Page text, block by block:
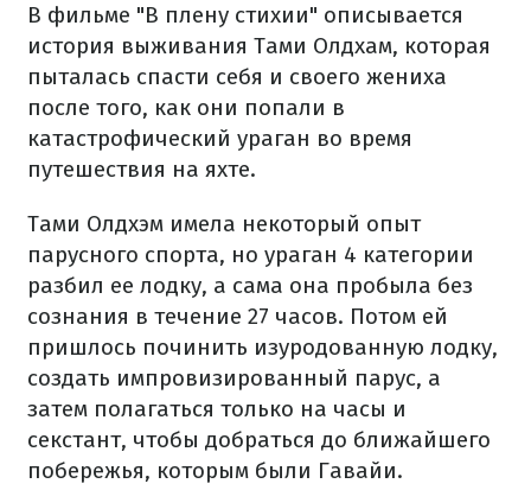
В фильме "В плену стихии" описывается
история выживания Тами Олдхам, которая
пыталась спасти себя и своего жениха
после того, как они попали в
катастрофический ураган во время
путешествия на яхте.
Тами Олдхэм имела некоторый опыт
парусного спорта, но ураган 4 категории
разбил ее лодку, а сама она пробыла без
сознания в течение 27 часов. Потом ей
пришлось починить изуродованную лодку,
создать импровизированный парус, а
затем полагаться только на часы и
секстант, чтобы добраться до ближайшего
побережья, которым были Гавайи.